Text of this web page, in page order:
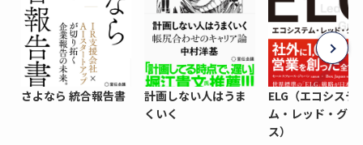
さよなら 統合報告書
計画しない人はうま
くいく
ELG（エコシステ
ム・レッド・グロ
ス）